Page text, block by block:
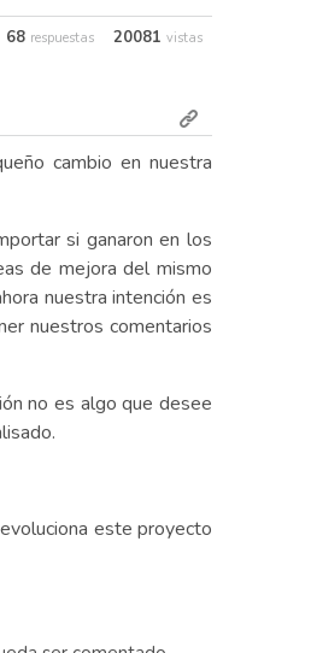
68 respuestas 20081 vistas
cambio en nuestra
si ganaron en los
de mejora del mismo
nuestra intención es
nuestros comentarios
no es algo que desee
este proyecto